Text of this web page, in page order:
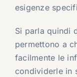
esigenze
Si parla quindi
permettono a
facilmente le
condividerle in